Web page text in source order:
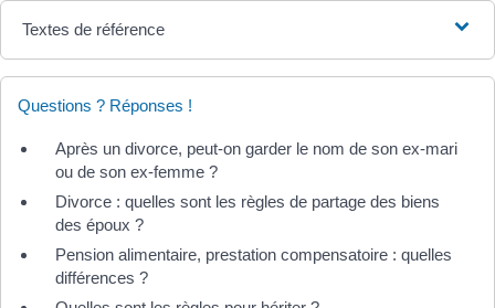
Textes de référence
Questions ? Réponses !
Après un divorce, peut-on garder le nom de son ex-mari
ou de son ex-femme ?
Divorce : quelles sont les règles de partage des biens
des époux ?
Pension alimentaire, prestation compensatoire : quelles
différences ?